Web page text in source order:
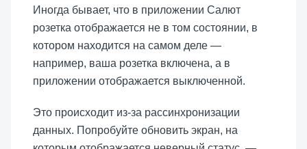
Иногда бывает, что в приложении Салют
розетка отображается не в том состоянии, в
котором находится на самом деле —
например, ваша розетка включена, а в
приложении отображается выключенной.
Это происходит из-за рассинхронизации
данных. Попробуйте обновить экран, на